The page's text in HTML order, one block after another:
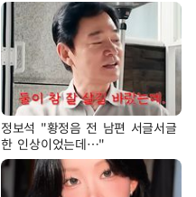
정보석 "황정음 전 남편 서글서글
한 인상이었는데…"